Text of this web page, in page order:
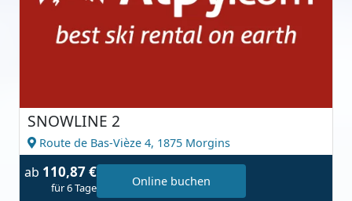
SNOWLINE 2
Route de Bas-Vièze 4, 1875 Morgins
ab 110,87 €
für 6 Tage Online buchen